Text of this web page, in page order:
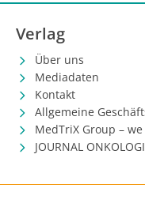
Verlag
Über uns
Mediadaten
Kontakt
Allgemeine
MedTriX Group –
JOURNAL